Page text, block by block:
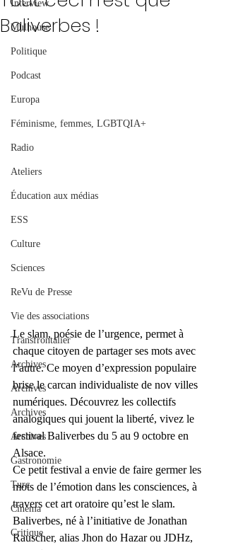
Interview
Mulhouse
Politique
Podcast
Europa
Féminisme, femmes, LGBTQIA+
Radio
Ateliers
Éducation aux médias
ESS
Culture
Sciences
ReVu de Presse
Vie des associations
Transfrontalier
Archives
Archives
Archives
Archives
Gastronomie
Turc
Cinéma
Critique
Baliverbes !
Le slam, poésie de l’urgence, permet à
chaque citoyen de partager ses mots avec
l’autre. Ce moyen d’expression populaire
brise le carcan individualiste de nov villes
numériques. Découvrez les collectifs
analogiques qui jouent la liberté, vivez le
festival Baliverbes du 5 au 9 octobre en
Alsace.
Ce petit festival a envie de faire germer les
mots de l’émotion dans les consciences, à
travers cet art oratoire qu’est le slam.
Baliverbes, né à l’initiative de Jonathan
Rauscher, alias Jhon do Hazar ou JDHz,